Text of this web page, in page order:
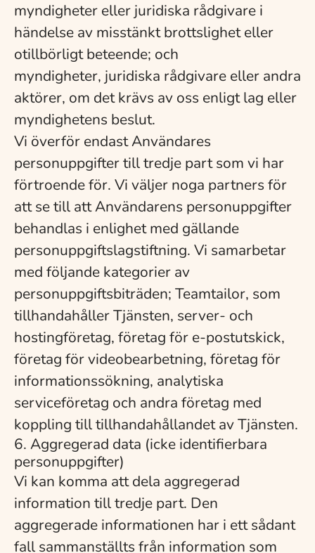
myndigheter eller juridiska rådgivare i
händelse av misstänkt brottslighet eller
otillbörligt beteende; och
myndigheter, juridiska rådgivare eller andra
aktörer, om det krävs av oss enligt lag eller
myndighetens beslut.
Vi överför endast Användares
personuppgifter till tredje part som vi har
förtroende för. Vi väljer noga partners för
att se till att Användarens personuppgifter
behandlas i enlighet med gällande
personuppgiftslagstiftning. Vi samarbetar
med följande kategorier av
personuppgiftsbiträden; Teamtailor, som
tillhandahåller Tjänsten, server- och
hostingföretag, företag för e-postutskick,
företag för videobearbetning, företag för
informationssökning, analytiska
serviceföretag och andra företag med
koppling till tillhandahållandet av Tjänsten.
6. Aggregerad data (icke identifierbara
personuppgifter)
Vi kan komma att dela aggregerad
information till tredje part. Den
aggregerade informationen har i ett sådant
fall sammanställts från information som